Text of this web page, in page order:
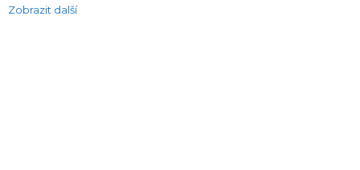
Zobrazit další